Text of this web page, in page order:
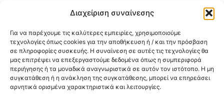
Διαχείριση συναίνεσης
Για να παρέχουμε τις καλύτερες εμπειρίες, χρησιμοποιούμε
τεχνολογίες όπως cookies για την αποθήκευση ή / και την πρόσβαση
σε πληροφορίες συσκευής. Η συναίνεση σε αυτές τις τεχνολογίες θα
μας επιτρέψει να επεξεργαστούμε δεδομένα όπως η συμπεριφορά
περιήγησης ή τα μοναδικά αναγνωριστικά σε αυτόν τον ιστότοπο. Η μη
συγκατάθεση ή η ανάκληση της συγκατάθεσης, μπορεί να επηρεάσει
αρνητικά ορισμένα χαρακτηριστικά και λειτουργίες.